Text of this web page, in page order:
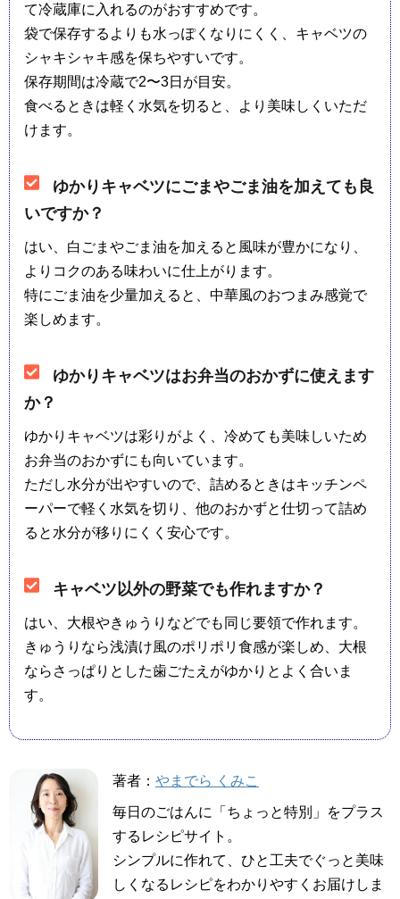
て冷蔵庫に入れるのがおすすめです。
袋で保存するよりも水っぽくなりにくく、キャベツの
シャキシャキ感を保ちやすいです。
保存期間は冷蔵で2〜3日が目安。
食べるときは軽く水気を切ると、より美味しくいただ
けます。
ゆかりキャベツにごまやごま油を加えても良
いですか？
はい、白ごまやごま油を加えると風味が豊かになり、
よりコクのある味わいに仕上がります。
特にごま油を少量加えると、中華風のおつまみ感覚で
楽しめます。
ゆかりキャベツはお弁当のおかずに使えます
か？
ゆかりキャベツは彩りがよく、冷めても美味しいため
お弁当のおかずにも向いています。
ただし水分が出やすいので、詰めるときはキッチンペ
ーパーで軽く水気を切り、他のおかずと仕切って詰め
ると水分が移りにくく安心です。
キャベツ以外の野菜でも作れますか？
はい、大根やきゅうりなどでも同じ要領で作れます。
きゅうりなら浅漬け風のポリポリ食感が楽しめ、大根
ならさっぱりとした歯ごたえがゆかりとよく合いま
す。
著者： やまでら くみこ
毎日のごはんに「ちょっと特別」をプラス
するレシピサイト。
シンプルに作れて、ひと工夫でぐっと美味
しくなるレシピをわかりやすくお届けしま